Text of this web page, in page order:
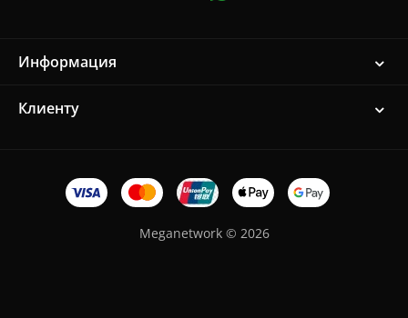
Информация
Клиенту
Meganetwork © 2026